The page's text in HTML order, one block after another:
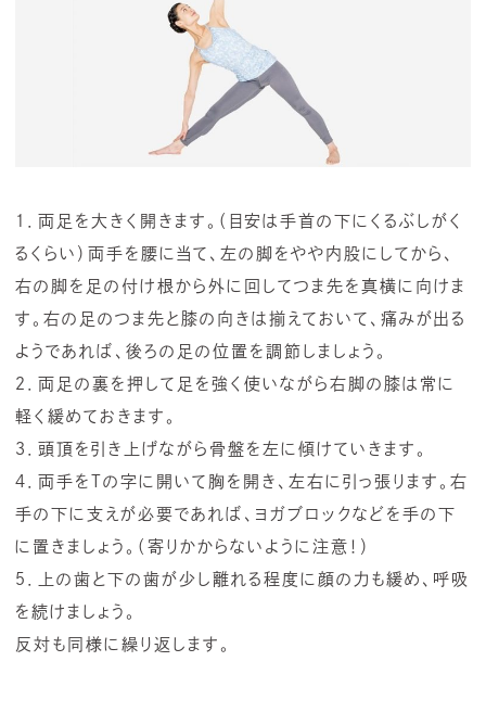
１．両足を大きく開きます。（目安は手首の下にくるぶしがく
るくらい）両手を腰に当て、左の脚をやや内股にしてから、
右の脚を足の付け根から外に回してつま先を真横に向けま
す。右の足のつま先と膝の向きは揃えておいて、痛みが出る
ようであれば、後ろの足の位置を調節しましょう。
２．両足の裏を押して足を強く使いながら右脚の膝は常に
軽く緩めておきます。
３．頭頂を引き上げながら骨盤を左に傾けていきます。
４．両手をTの字に開いて胸を開き、左右に引っ張ります。右
手の下に支えが必要であれば、ヨガブロックなどを手の下
に置きましょう。（寄りかからないように注意！）
５．上の歯と下の歯が少し離れる程度に顔の力も緩め、呼吸
を続けましょう。
反対も同様に繰り返します。